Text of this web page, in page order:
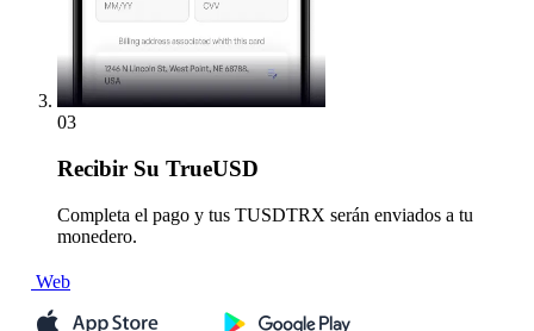
03
Recibir Su TrueUSD
Completa el pago y tus TUSDTRX serán enviados a tu
monedero.
Web